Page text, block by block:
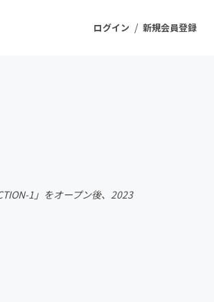
ログイン / 新規会員登録
ッション1」をオープン後、2023